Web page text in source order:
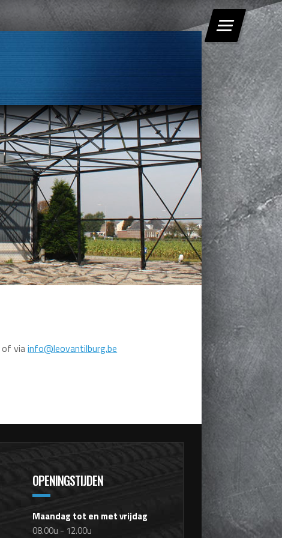
of viainfo@leovantilburg.be
OPENINGSTIJDEN
Maandag tot en met vrijdag
08.00u - 12.00u